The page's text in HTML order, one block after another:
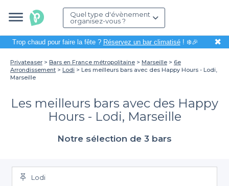
Quel type d'évènement
organisez-vous ?
Trop chaud pour faire la fête ? Réservez un bar climatisé! ❄️🎉 ✖
Privateaser Bars en France métropolitaine Marseille
6e
Arrondissement
Lodi
Les meilleurs bars avec des Happy Hours - Lodi,
Marseille
Les meilleurs bars avec des Happy
Hours - Lodi, Marseille
Notre sélection de 3 bars
Lodi